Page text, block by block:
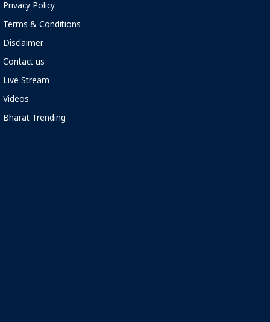
Privacy Policy
Terms & Conditions
Disclaimer
Contact us
Live Stream
Videos
Bharat Trending